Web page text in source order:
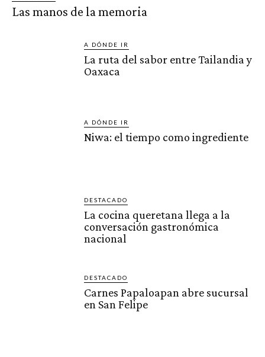
Las manos de la memoria
A DÓNDE IR
La ruta del sabor entre Tailandia y
Oaxaca
A DÓNDE IR
Niwa: el tiempo como ingrediente
DESTACADO
La cocina queretana llega a la
conversación gastronómica
nacional
DESTACADO
Carnes Papaloapan abre sucursal
en San Felipe